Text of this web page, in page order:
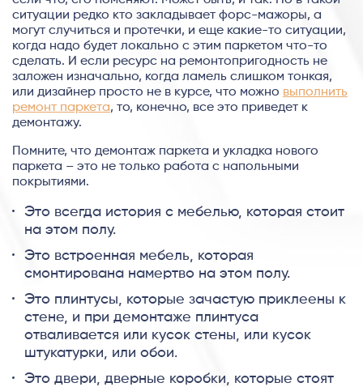
ситуации редко кто закладывает форс-мажоры, а
могут случиться и протечки, и еще какие-то ситуации,
когда надо будет локально с этим паркетом что-то
сделать. И если ресурс на ремонтопригодность не
заложен изначально, когда ламель слишком тонкая,
или дизайнер просто не в курсе, что можно выполнить
ремонт паркета, то, конечно, все это приведет к
демонтажу.
Помните, что демонтаж паркета и укладка нового
паркета – это не только работа с напольными
покрытиями.
Это всегда история с мебелью, которая стоит
на этом полу.
Это встроенная мебель, которая
смонтирована намертво на этом полу.
Это плинтусы, которые зачастую приклеены к
стене, и при демонтаже плинтуса
отваливается или кусок стены, или кусок
штукатурки, или обои.
Это двери, дверные коробки, которые стоят